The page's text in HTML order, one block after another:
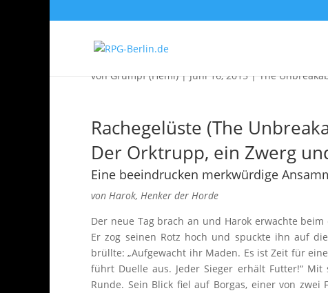
Rachegelüste (The
vonGrumpf (Hemi)|Juni 16, 2015|The
Rachegelüste (The
Der Orktrupp, ein Zwerg
Eine beeindrucken merkwürdige
von Harok, Henker der Horde
Der neue Tag brach an und Harok erwachte
Er zog seinen Rotz hoch und spuckte ihn auf
brüllte: „Aufgewacht ihr Maden. Es ist Zeit für
führt Duelle aus. Jeder Sieger erhält Futter!“
Runde. Sein Blick fiel auf Borgas, einer von